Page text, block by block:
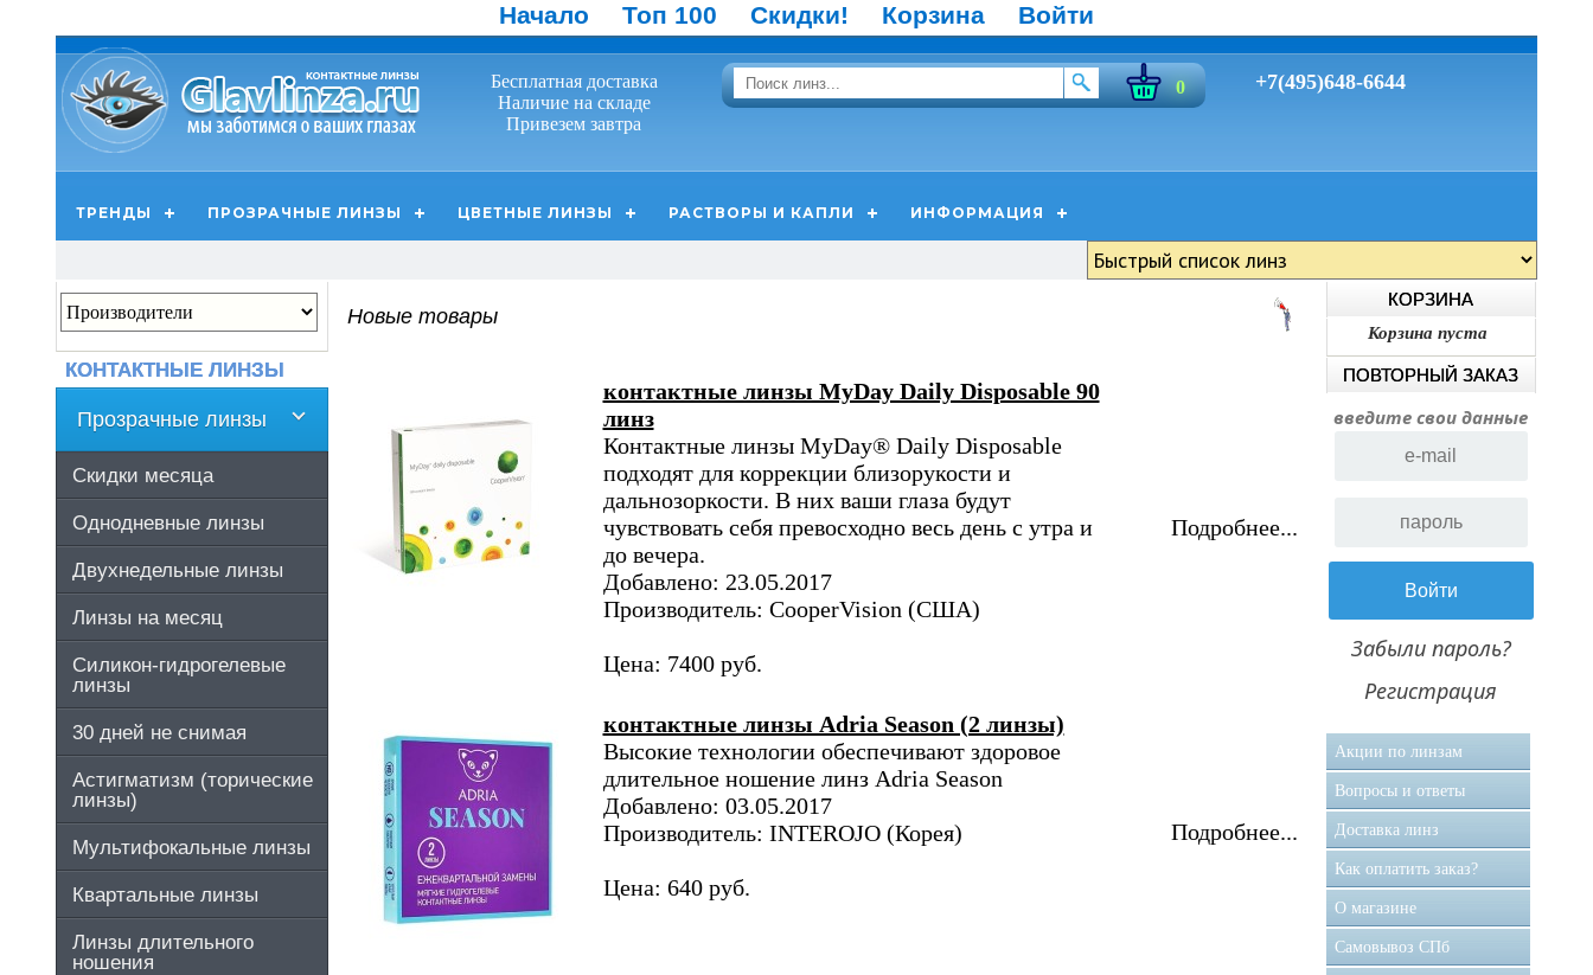
Начало Топ 100 Скидки! Корзина Войти
Бесплатная доставка
Наличие на складе
Привезем завтра
0 +7(495)648-6644
ТРЕНДЫ ПРОЗРАЧНЫЕ ЛИНЗЫ ЦВЕТНЫЕ ЛИНЗЫ РАСТВОРЫ И КАПЛИ ИНФОРМАЦИЯ
Новые товары
контактные линзы MyDay Daily Disposable 90
линз
Контактные линзы MyDay® Daily Disposable
подходят для коррекции близорукости и
дальнозоркости. В них ваши глаза будут
чувствовать себя превосходно весь день с утра и
до вечера.
Добавлено: 23.05.2017
Производитель: CooperVision (США)
Цена: 7400 руб.
Подробнее...
контактные линзы Adria Season (2 линзы)
Высокие технологии обеспечивают здоровое
длительное ношение линз Adria Season
Добавлено: 03.05.2017
Производитель: INTEROJO (Корея)
Цена: 640 руб.
Подробнее...
КОНТАКТНЫЕ ЛИНЗЫ
Прозрачные линзы
Скидки месяца
Однодневные линзы
Двухнедельные линзы
Линзы на месяц
Силикон-гидрогелевые
линзы
30 дней не снимая
Астигматизм (торические
линзы)
Мультифокальные линзы
Квартальные линзы
Линзы длительного
ношения
КОРЗИНА
Корзина пуста
ПОВТОРНЫЙ ЗАКАЗ
введите свои данные
Забыли пароль?
Регистрация
Акции по линзам
Вопросы и ответы
Доставка линз
Как оплатить заказ?
О магазине
Самовывоз CПб